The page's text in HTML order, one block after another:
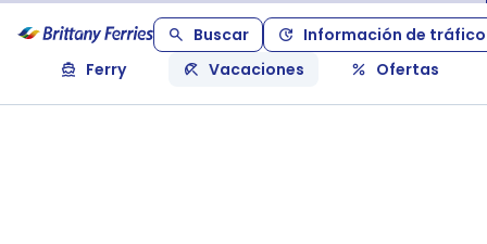
Buscar
Información de tráfico
Ferry
Vacaciones Ofertas